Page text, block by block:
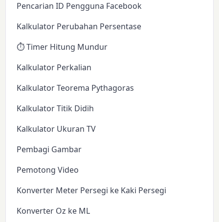
Pencarian ID Pengguna Facebook
Kalkulator Perubahan Persentase
⏱️ Timer Hitung Mundur
Kalkulator Perkalian
Kalkulator Teorema Pythagoras
Kalkulator Titik Didih
Kalkulator Ukuran TV
Pembagi Gambar
Pemotong Video
Konverter Meter Persegi ke Kaki Persegi
Konverter Oz ke ML